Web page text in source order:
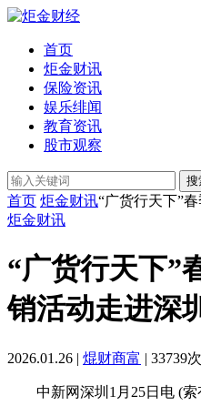
首页
炬金财讯
保险资讯
娱乐绯闻
教育资讯
股市观察
搜
首页 炬金财讯“广货行天下”
炬金财讯
“广货行天下”
销活动走进深
2026.01.26 | 焜财商富 | 33739
中新网深圳1月25日电 (索